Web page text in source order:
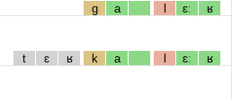
g a l ɛː ʁ
t ɛ ʁ k a l ɛː ʁ